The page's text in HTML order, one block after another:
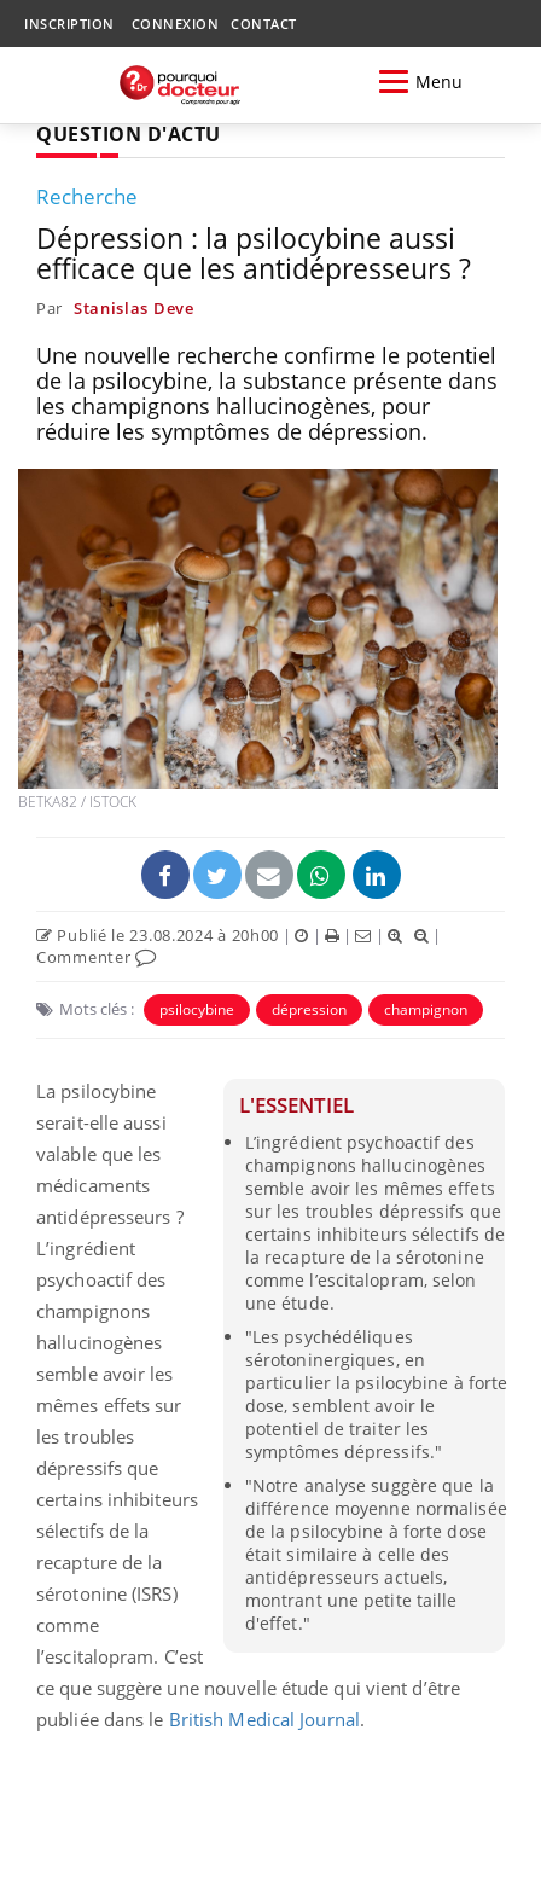
INSCRIPTION CONNEXION CONTACT
Menu
QUESTION D'ACTU
Recherche
Dépression : la psilocybine aussi
efficace que les antidépresseurs ?
Par Stanislas Deve
Une nouvelle recherche confirme le potentiel
de la psilocybine, la substance présente dans
les champignons hallucinogènes, pour
réduire les symptômes de dépression.
BETKA82 / ISTOCK
Publié le 23.08.2024 à 20h00 | | | |
|
Commenter
Mots clés : psilocybine dépression champignon
L'ESSENTIEL
L’ingrédient psychoactif des
champignons hallucinogènes
semble avoir les mêmes effets
sur les troubles dépressifs que
certains inhibiteurs sélectifs de
la recapture de la sérotonine
comme l’escitalopram, selon
une étude.
"Les psychédéliques
sérotoninergiques, en
particulier la psilocybine à forte
dose, semblent avoir le
potentiel de traiter les
symptômes dépressifs."
"Notre analyse suggère que la
différence moyenne normalisée
de la psilocybine à forte dose
était similaire à celle des
antidépresseurs actuels,
montrant une petite taille
d'effet."
La psilocybine
serait-elle aussi
valable que les
médicaments
antidépresseurs ?
L’ingrédient
psychoactif des
champignons
hallucinogènes
semble avoir les
mêmes effets sur
les troubles
dépressifs que
certains inhibiteurs
sélectifs de la
recapture de la
sérotonine (ISRS)
comme
l’escitalopram. C’est
ce que suggère une nouvelle étude qui vient d’être
publiée dans le British Medical Journal.